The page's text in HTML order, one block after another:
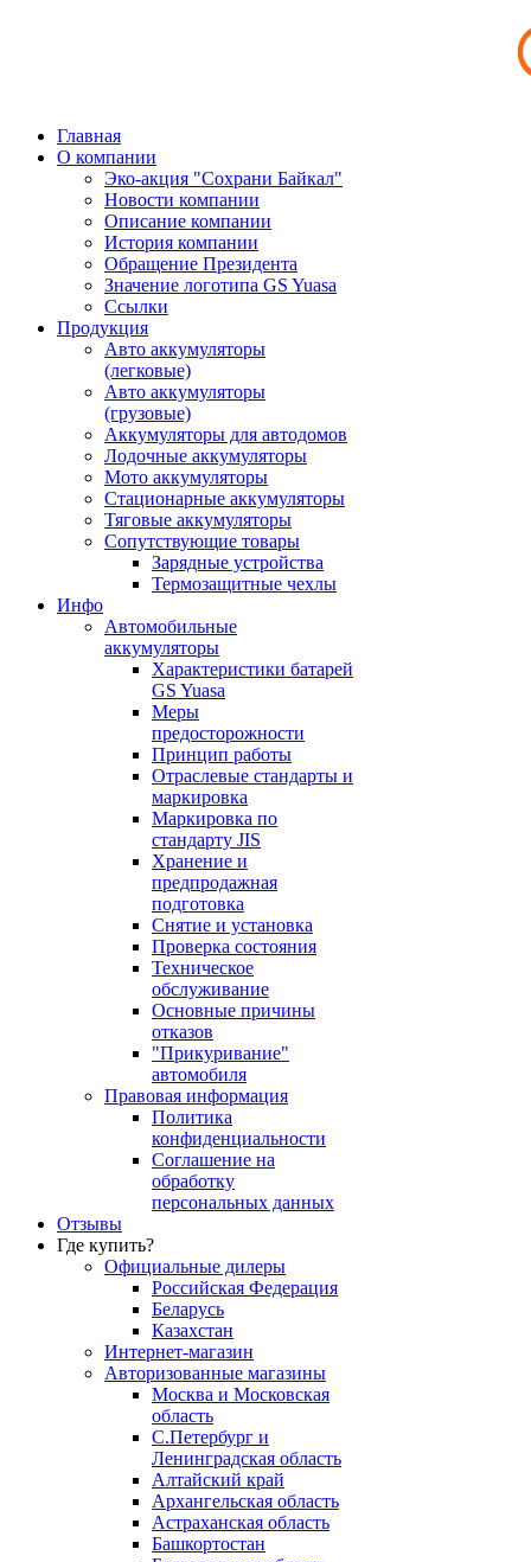
Главная
О компании
Эко-акция "Сохрани Байкал"
Новости компании
Описание компании
История компании
Обращение Президента
Значение логотипа GS Yuasa
Ссылки
Продукция
Авто аккумуляторы
(легковые)
Авто аккумуляторы
(грузовые)
Аккумуляторы для автодомов
Лодочные аккумуляторы
Мото аккумуляторы
Стационарные аккумуляторы
Тяговые аккумуляторы
Сопутствующие товары
Зарядные устройства
Термозащитные чехлы
Инфо
Автомобильные
аккумуляторы
Характеристики батарей
GS Yuasa
Меры
предосторожности
Принцип работы
Отраслевые стандарты и
маркировка
Маркировка по
стандарту JIS
Хранение и
предпродажная
подготовка
Снятие и установка
Проверка состояния
Техническое
обслуживание
Основные причины
отказов
"Прикуривание"
автомобиля
Правовая информация
Политика
конфиденциальности
Соглашение на
обработку
персональных данных
Отзывы
Где купить?
Официальные дилеры
Российская Федерация
Беларусь
Казахстан
Интернет-магазин
Авторизованные магазины
Москва и Московская
область
С.Петербург и
Ленинградская область
Алтайский край
Архангельская область
Астраханская область
Башкортостан